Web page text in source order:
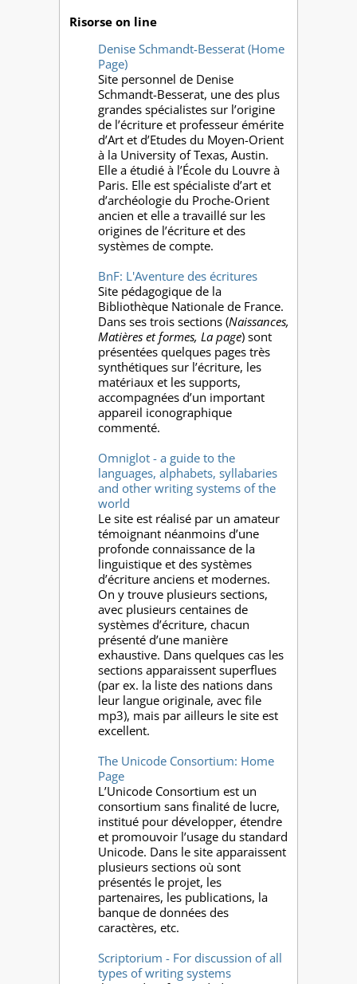
Risorse on line
Denise Schmandt-Besserat (Home
Page)
Site personnel de Denise
Schmandt-Besserat, une des plus
grandes spécialistes sur l’origine
de l’écriture et professeur émérite
d’Art et d’Etudes du Moyen-Orient
à la University of Texas, Austin.
Elle a étudié à l’École du Louvre à
Paris. Elle est spécialiste d’art et
d’archéologie du Proche-Orient
ancien et elle a travaillé sur les
origines de l’écriture et des
systèmes de compte.
BnF: L'Aventure des écritures
Site pédagogique de la
Bibliothèque Nationale de France.
Dans ses trois sections (Naissances,
Matières et formes, La page) sont
présentées quelques pages très
synthétiques sur l’écriture, les
matériaux et les supports,
accompagnées d’un important
appareil iconographique
commenté.
Omniglot - a guide to the
languages, alphabets, syllabaries
and other writing systems of the
world
Le site est réalisé par un amateur
témoignant néanmoins d’une
profonde connaissance de la
linguistique et des systèmes
d’écriture anciens et modernes.
On y trouve plusieurs sections,
avec plusieurs centaines de
systèmes d’écriture, chacun
présenté d’une manière
exhaustive. Dans quelques cas les
sections apparaissent superflues
(par ex. la liste des nations dans
leur langue originale, avec file
mp3), mais par ailleurs le site est
excellent.
The Unicode Consortium: Home
Page
L’Unicode Consortium est un
consortium sans finalité de lucre,
institué pour développer, étendre
et promouvoir l’usage du standard
Unicode. Dans le site apparaissent
plusieurs sections où sont
présentés le projet, les
partenaires, les publications, la
banque de données des
caractères, etc.
Scriptorium - For discussion of all
types of writing systems